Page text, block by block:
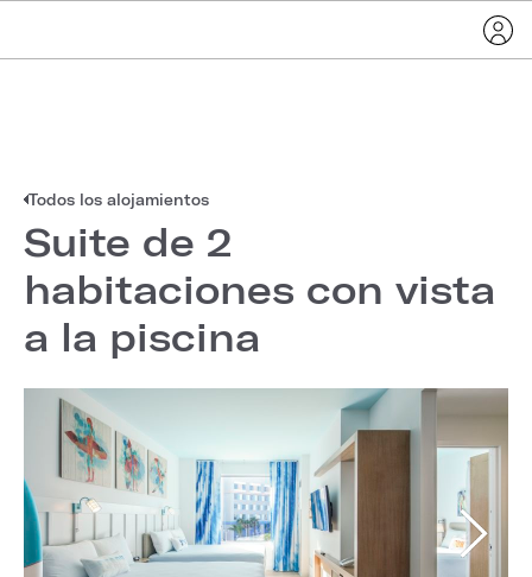
Todos los alojamientos
Suite de 2
habitaciones con vista
a la piscina